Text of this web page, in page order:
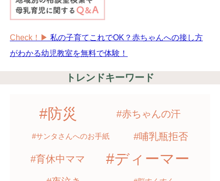
Check！▶︎ 私の子育てこれでOK？赤ちゃんへの接し方
がわかる幼児教室を無料で体験！
トレンドキーワード
#防災 #赤ちゃんの汗
#サンタさんへのお手紙 #哺乳瓶拒否
#育休中ママ #ディーマー